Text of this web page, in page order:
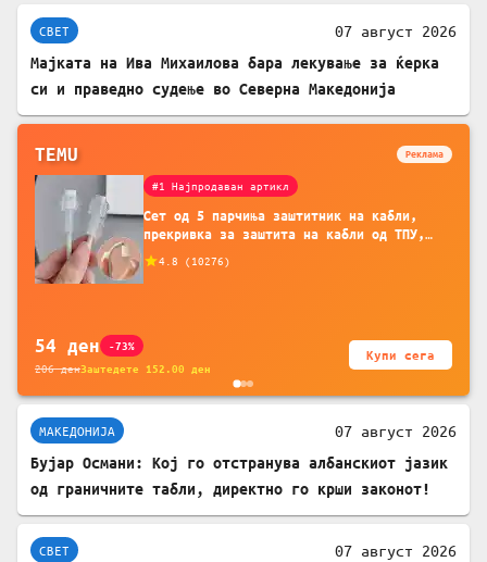
СВЕТ 07 август 2026
Мајката на Ива Михаилова бара лекување за ќерка
си и праведно судење во Северна Македонија
TEMU Реклама
#1 Најпродаван артикл
Сет од 5 парчиња заштитник на кабли,
прекривка за заштита на кабли од ТПУ,
додатоци за заштита на кабли, без
батерија, за мобилни телефони, комплет
4.8 ( 10276)
54 ден -73%
206денЗаштедете 152.00 ден
Купи сега
МАКЕДОНИЈА 07 август 2026
Бујар Османи: Кој го отстранува албанскиот јазик
од граничните табли, директно го крши законот!
СВЕТ 07 август 2026